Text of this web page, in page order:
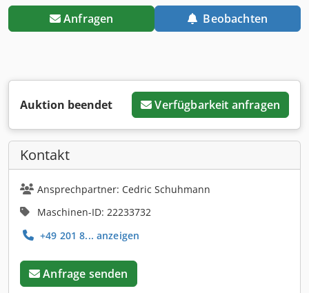
Anfragen Beobachten
Auktion beendet Verfügbarkeit anfragen
Kontakt
Ansprechpartner: Cedric Schuhmann
Maschinen-ID: 22233732
+49 201 8... anzeigen
Anfrage senden